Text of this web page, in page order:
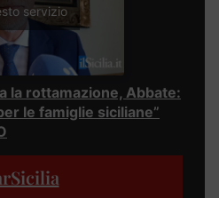
servizio
la rottamazione, Abbate:
le famiglie siciliane”